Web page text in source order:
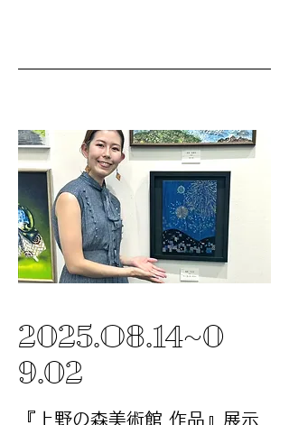
2025.O8.14~0
9.02
『上野の森美術館 作品』展示